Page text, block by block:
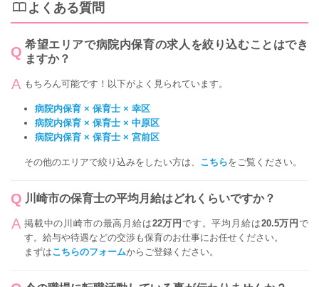
よくある質問
希望エリアで病院内保育の求人を絞り込むことはでき
ますか？
もちろん可能です！以下がよく見られています。
病院内保育 × 保育士 × 幸区
病院内保育 × 保育士 × 中原区
病院内保育 × 保育士 × 宮前区
その他のエリアで絞り込みをしたい方は、 こちらをご覧ください。
川崎市の保育士の平均月給はどれくらいですか？
掲載中の川崎市の最高月給は22万円です。平均月給は20.5万円で
す。給与や待遇などの交渉も保育のお仕事にお任せください。
まずはこちらのフォームからご登録ください。